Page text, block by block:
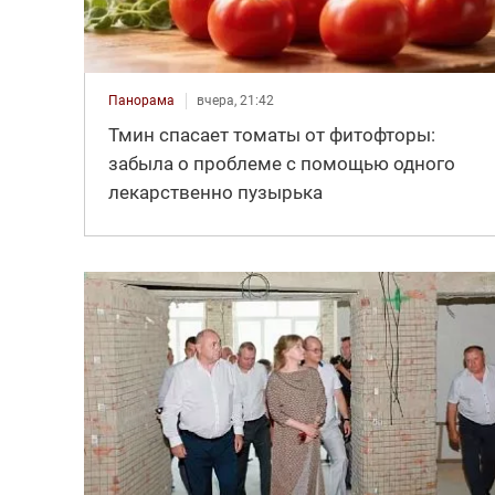
Панорама вчера, 21:42
Тмин спасает томаты от фитофторы:
забыла о проблеме с помощью одного
лекарственно пузырька